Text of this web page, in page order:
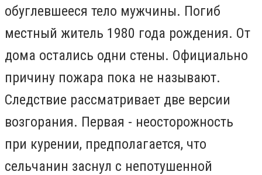
обуглевшееся тело мужчины. Погиб
местный житель 1980 года рождения. От
дома остались одни стены. Официально
причину пожара пока не называют.
Следствие рассматривает две версии
возгорания. Первая - неосторожность
при курении, предполагается, что
сельчанин заснул с непотушенной